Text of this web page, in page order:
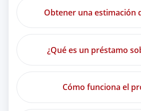
Obtener una estimación
¿Qué es un préstamo
Cómo funciona el